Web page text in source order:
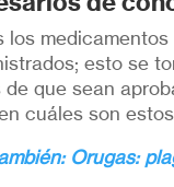
los
esto se
de que sean
cuáles son
Orugas: